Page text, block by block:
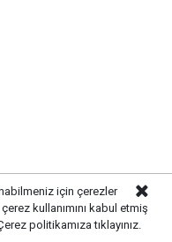
için çerezler
kullanımını kabul etmiş
politikamıza tıklayınız.